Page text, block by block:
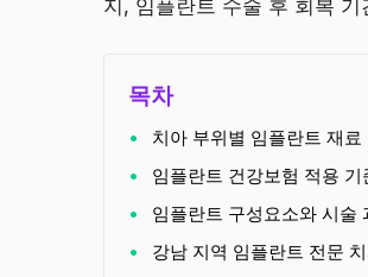
지, 임플란트 수술 후 회복
목차
치아 부위별 임플란트 재료
임플란트 건강보험 적용 기
임플란트 구성요소와 시술
강남 지역 임플란트 전문